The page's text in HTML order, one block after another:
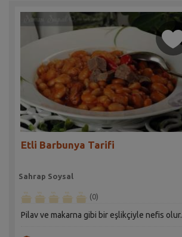
Etli Barbunya Tarifi
Sahrap Soysal
(0)
Pilav ve makarna gibi bir eşlikçiyle nefis olur.